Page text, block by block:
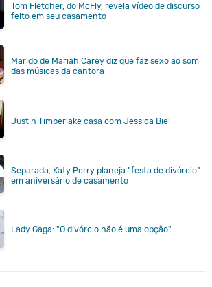
Tom Fletcher, do McFly, revela vídeo de discurso
feito em seu casamento
Marido de Mariah Carey diz que faz sexo ao som
das músicas da cantora
Justin Timberlake casa com Jessica Biel
Separada, Katy Perry planeja "festa de divórcio"
em aniversário de casamento
Lady Gaga: "O divórcio não é uma opção"